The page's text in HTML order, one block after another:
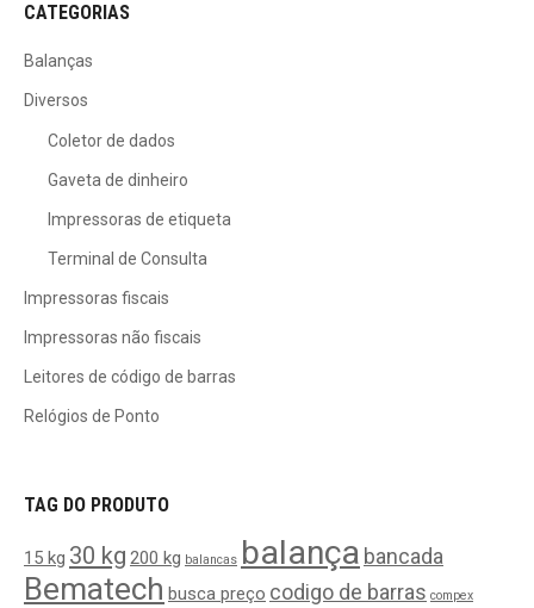
CATEGORIAS
Balanças
Diversos
Coletor de dados
Gaveta de dinheiro
Impressoras de etiqueta
Terminal de Consulta
Impressoras fiscais
Impressoras não fiscais
Leitores de código de barras
Relógios de Ponto
TAG DO PRODUTO
15 kg 30 kg 200 kg balancas balança bancada
Bematech busca preço codigo de barras compex